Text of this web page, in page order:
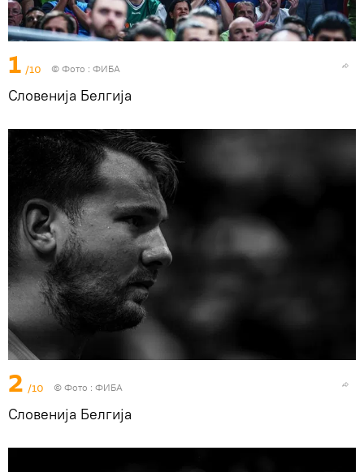
1 /10 © Фото : ФИБА
Словенија Белгија
2 /10 © Фото : ФИБА
Словенија Белгија